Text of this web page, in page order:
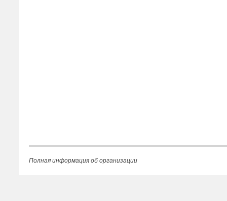
Полная информация об организации